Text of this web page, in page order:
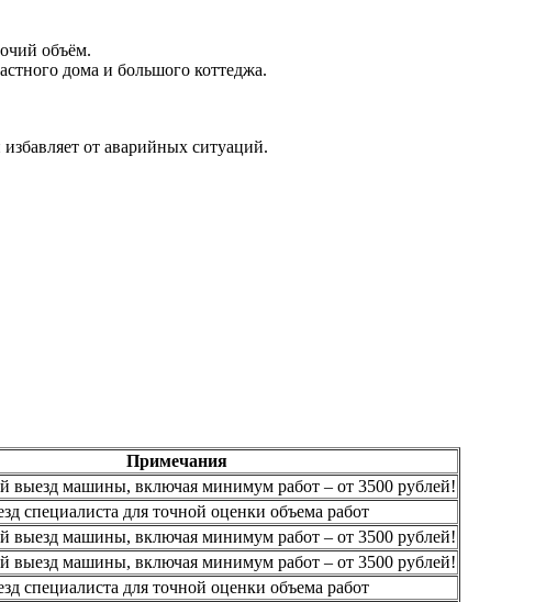
объём.
дома и большого коттеджа.
от аварийных ситуаций.
Примечания
выезд машины, включая минимум работ – от 3500 рублей!
специалиста для точной оценки объема работ
выезд машины, включая минимум работ – от 3500 рублей!
выезд машины, включая минимум работ – от 3500 рублей!
специалиста для точной оценки объема работ